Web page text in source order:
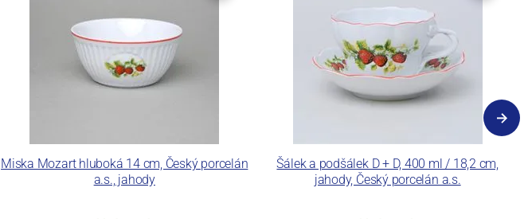
Miska Mozart hluboká 14 cm, Český porcelán
a.s., jahody
Šálek a podšálek D + D, 400 ml / 18,2 cm,
jahody, Český porcelán a.s.